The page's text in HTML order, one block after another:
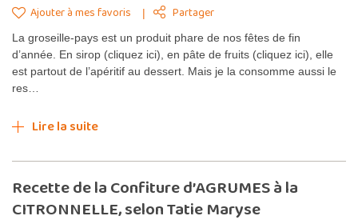
Ajouter à mes favoris
Partager
La groseille-pays est un produit phare de nos fêtes de fin
d’année. En sirop (cliquez ici), en pâte de fruits (cliquez ici), elle
est partout de l’apéritif au dessert. Mais je la consomme aussi le
res…
Lire la suite
Recette de la Confiture d’AGRUMES à la
CITRONNELLE, selon Tatie Maryse